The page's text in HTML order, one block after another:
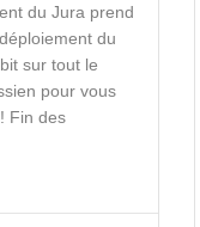
du Jura prend
du
sur tout le
pour vous
Fin des